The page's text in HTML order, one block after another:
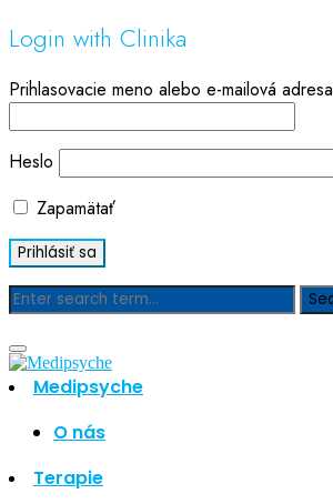
Login with Clinika
Prihlasovacie meno alebo e-mailová adresa
Heslo
Zapamätať
Medipsyche
O nás
Terapie
Blog
Hľadať
Najnovšie články